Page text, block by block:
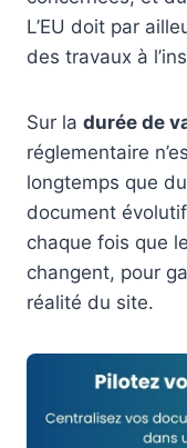
L’EU doit par
des travaux à
Sur la durée de
réglementaire
longtemps que
document
chaque fois que
changent, pour
réalité du site.